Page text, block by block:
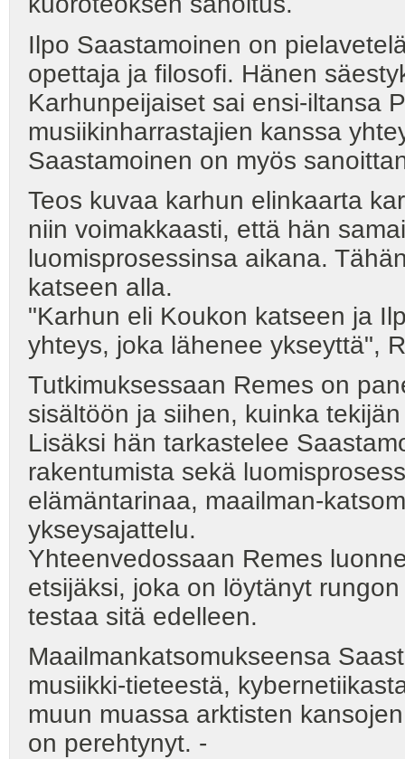
Ilpo Saastamoinen on
opettaja ja filosofi. Hänen
Karhunpeijaiset sai ensi-iltansa
musiikinharrastajien kanssa
Saastamoinen on myös
Teos kuvaa karhun elinkaarta
niin voimakkaasti, että hän
luomisprosessinsa aikana.
katseen alla.
"Karhun eli Koukon katseen ja
yhteys, joka lähenee ykseyttä",
Tutkimuksessaan Remes on
sisältöön ja siihen, kuinka
Lisäksi hän tarkastelee
rakentumista sekä
elämäntarinaa, maailman-
ykseysajattelu.
Yhteenvedossaan Remes
etsijäksi, joka on löytänyt
testaa sitä edelleen.
Maailmankatsomukseensa
musiikki-tieteestä,
muun muassa arktisten
on perehtynyt. -